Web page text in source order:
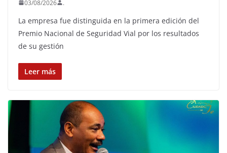
03/08/2026 .
La empresa fue distinguida en la primera edición del
Premio Nacional de Seguridad Vial por los resultados
de su gestión
Leer más